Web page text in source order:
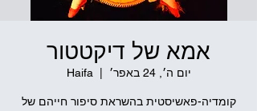
אמא של דיקטטור
יום ה׳, 24 באפר׳ Haifa
קומדיה-פאשיסטית בהשראת סיפור חייהם של